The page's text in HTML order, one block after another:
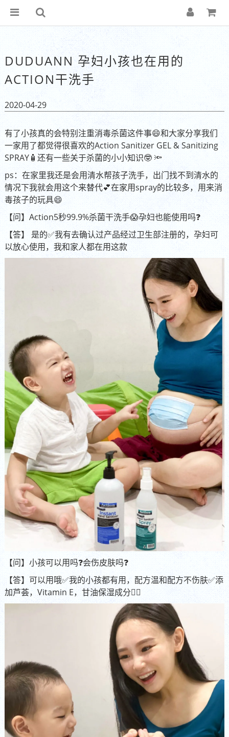
DUDUANN 孕妇小孩也在用的
ACTION干洗手
2020-04-29
有了小孩真的会特别注重消毒杀菌这件事😄和大家分享我们
一家用了都觉得很喜欢的Action Sanitizer GEL & Sanitizing
SPRAY🧴还有一些关于杀菌的小小知识🤓 🔦
ps：在家里我还是会用清水帮孩子洗手，出门找不到清水的
情况下我就会用这个来替代💕在家用spray的比较多，用来消
毒孩子的玩具😄
【问】Action5秒99.9%杀菌干洗手😱孕妇也能使用吗❓
【答】 是的✅我有去确认过产品经过卫生部注册的，孕妇可
以放心使用，我和家人都在用这款
【问】小孩可以用吗❓会伤皮肤吗❓
【答】可以用哦✅我的小孩都有用，配方温和配方不伤肤✅添
加芦荟，Vitamin E，甘油保湿成分👍🏻